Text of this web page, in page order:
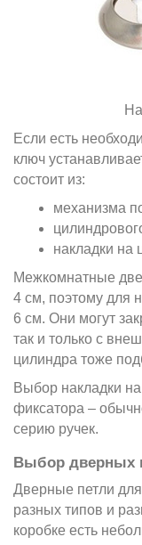
Если есть
ключ
состоит из:
механизма
накладки на
Межкомнатные
4 см, поэтому для
6 см. Они могут
так и только с
цилиндра тоже
Выбор накладки
фиксатора –
серию ручек.
Выбор дверных
Дверные петли
разных типов и
коробке есть